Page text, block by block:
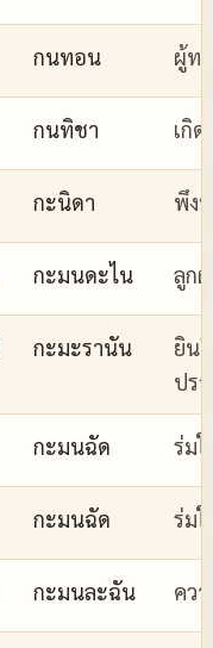
กนทอน ผู้ท
กนทิชา เกิด
กะนิดา พึง
กะมนดะไน ลูก
กะมะรานัน
ยิน
ปร
กะมนฉัด ร่มใ
กะมนฉัด ร่มใ
กะมนละฉัน คว